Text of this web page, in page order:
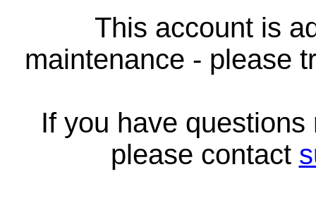
This account is
maintenance - please
If you have
please contact